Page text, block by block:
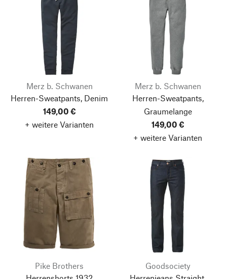
Merz b. Schwanen
Herren-Sweatpants, Denim
149,00 €
+ weitere Varianten
Merz b. Schwanen
Herren-Sweatpants,
Graumelange
149,00 €
+ weitere Varianten
Pike Brothers
Goodsociety